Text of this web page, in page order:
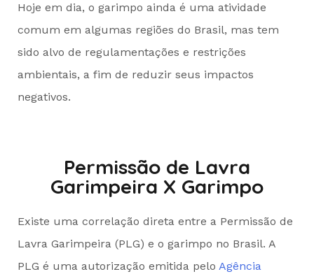
Hoje em dia, o garimpo ainda é uma atividade
comum em algumas regiões do Brasil, mas tem
sido alvo de regulamentações e restrições
ambientais, a fim de reduzir seus impactos
negativos.
Permissão de Lavra
Garimpeira X Garimpo
Existe uma correlação direta entre a Permissão de
Lavra Garimpeira (PLG) e o garimpo no Brasil. A
PLG é uma autorização emitida pelo Agência